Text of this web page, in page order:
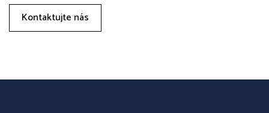
Kontaktujte nás